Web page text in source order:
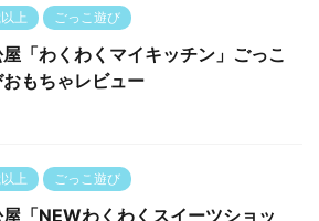
上 ごっこ遊び
「わくわくマイキッチン」ごっこ
もちゃレビュー
上 ごっこ遊び
「NEWわくわくスイーツショッ